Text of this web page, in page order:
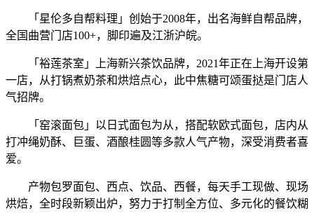
「星伦多自帮料理」创始于2008年，出名海鲜自帮品牌，
全国曲营门店100+，脚印遍及江浙沪皖。
「裕莲茶室」上海新兴茶饮品牌，2021年正在上海开设第
一店，从打锅煮奶茶和烘焙点心，此中焦糖可颂蛋挞是门店人
气招牌。
「窑滚面包」以日式面包为从，搭配软欧式面包，店内从
打冲绳奶酥、巨蛋、酒酿桂圆等多款人气产物，深受消费者喜
爱。
产物包罗面包、西点、饮品、西餐，每天手工现做、现场
烘焙，全时段新颖出炉，努力于打制全方位、多元化的餐饮糊